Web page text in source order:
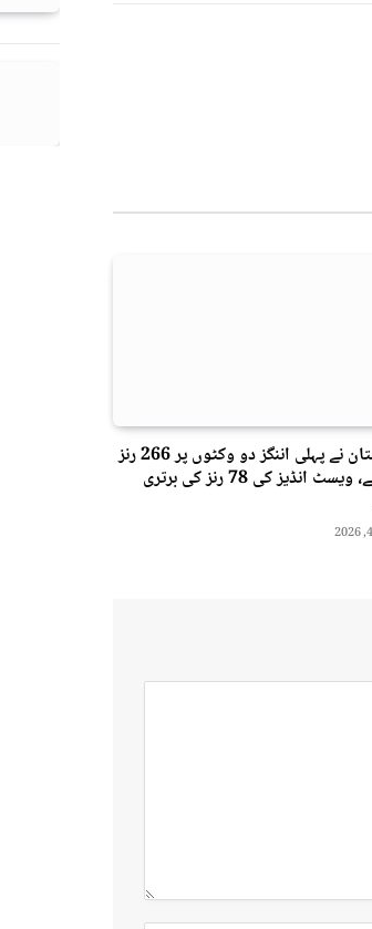
پاکستان نے پہلی اننگز دو وکٹوں پر 266 رنز
بنا لیے، ویسٹ انڈیز کی 78 رنز کی برتری